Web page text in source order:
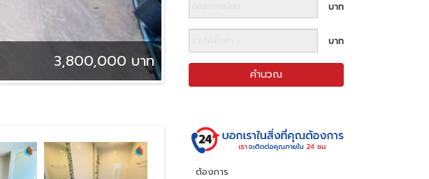
3,800,000 บาท
บาท
บาท
คำนวณ
ต้องการ